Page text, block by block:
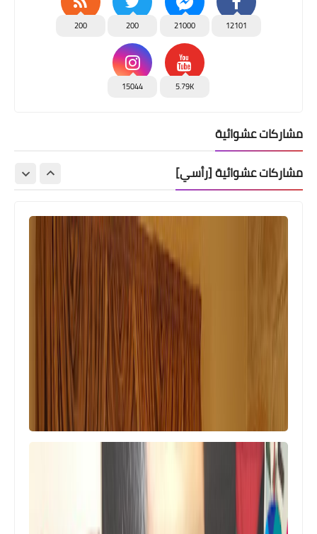
12101
21000
200
200
5.79K
15044
مشاركات عشوائية
مشاركات عشوائية [رأسي]